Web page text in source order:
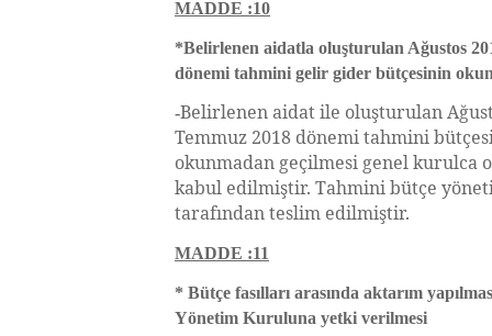
MADDE :10
*Belirlenen aidatla oluşturulan Ağustos
dönemi tahmini gelir gider bütçesinin
-Belirlenen aidat ile oluşturulan
Temmuz 2018 dönemi tahmini
okunmadan geçilmesi genel kurulca
kabul edilmiştir. Tahmini bütçe
tarafından teslim edilmiştir.
MADDE :11
* Bütçe fasılları arasında aktarım
Yönetim Kuruluna yetki verilmesi